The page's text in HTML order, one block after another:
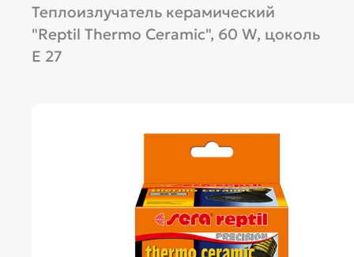
Теплоизлучатель керамический
"Reptil Thermo Ceramic", 60 W, цоколь
Е 27